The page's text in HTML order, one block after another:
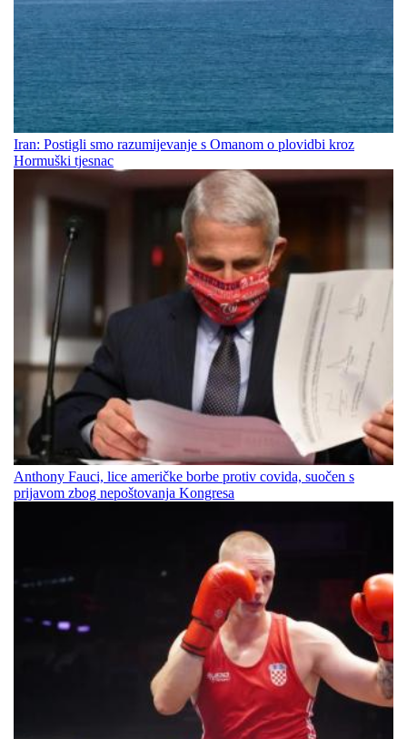
Iran: Postigli smo razumijevanje s Omanom o plovidbi kroz
Hormuški tjesnac
Anthony Fauci, lice američke borbe protiv covida, suočen s
prijavom zbog nepoštovanja Kongresa